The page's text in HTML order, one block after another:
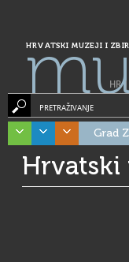
HRVATSKI MUZEJI I
HR|
PRETRAŽIVANJE
Grad
Hrvatski